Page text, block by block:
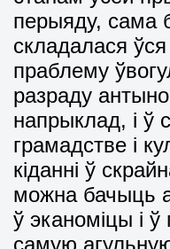
перыяду, сама
складалася
праблему
разраду
напрыклад, і ў
грамадстве і
кіданні ў
можна бачыць
ў эканоміцы і
самую